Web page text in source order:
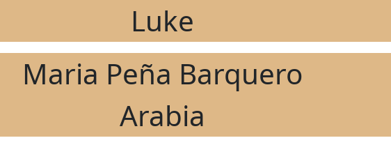
Luke
Maria Peña Barquero
Arabia